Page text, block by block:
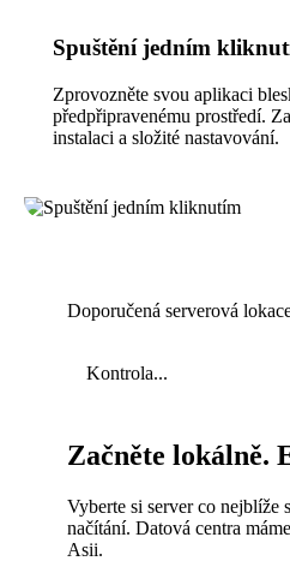
Spuštění jedním
Zprovozněte svou aplikaci
předpřipravenému prostředí.
instalaci a složité nastavování.
Doporučená serverová
Kontrola...
Začněte lokálně.
Vyberte si server co nejblíže
načítání. Datová centra
Asii.